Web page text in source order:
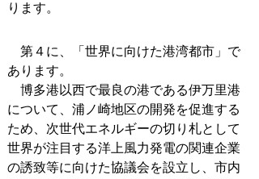
ります。
第４に、「世界に向けた港湾都市」で
あります。
博多港以西で最良の港である伊万里港
について、浦ノ崎地区の開発を促進する
ため、次世代エネルギーの切り札として
世界が注目する洋上風力発電の関連企業
の誘致等に向けた協議会を設立し、市内